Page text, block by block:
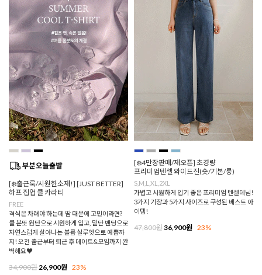
[❄️출근룩/시원한소재!] [JUST BETTER]
하프 집업 쿨 카라티
FREE
격식은 차려야 하는데 땀 때문에 고민이라면?
쿨 분또 원단으로 시원하게 입고, 밑단 밴딩으로
자연스럽게 살아나는 볼륨 실루엣으로 예쁨까
지! 오전 출근부터 퇴근 후 데이트&모임까지 완
벽해요♥
34,900원 26,900원 23%
[❄️4만장판매/재오픈] 초경량
프리미엄텐셀 와이드진(숏/기본/롱)
S,M,L,XL,2XL
가볍고 시원하게 입기 좋은 프리미엄 텐셀데님!
3가지 기장과 5가지 사이즈로 구성된 베스트 아
이템!
47,800원36,900원 23%